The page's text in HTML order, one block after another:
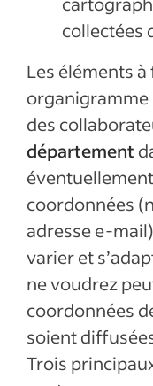
collectées
Les éléments
organigramme
des
département
coordonnées
adresse e-
varier et
ne voudrez
coordonnées
soient
Trois